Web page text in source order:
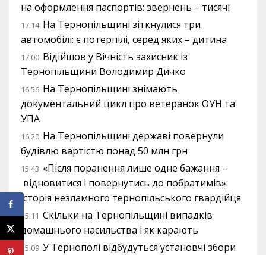
на оформлення паспортів: звернень – тисячі
17:14 На Тернопільщині зіткнулися три
автомобілі: є потерпілі, серед яких – дитина
17:00 Відійшов у Вічність захисник із
Тернопільщини Володимир Дичко
16:56 На Тернопільщині знімають
документальний цикл про ветеранок ОУН та
УПА
16:20 На Тернопільщині державі повернули
будівлю вартістю понад 50 млн грн
15:43 «Після поранення лише одне бажання –
відновитися і повернутись до побратимів»:
історія незламного тернопільського гвардійця
15:11 Скільки на Тернопільщині випадків
домашнього насильства і як карають
15:09 У Тернополі відбудуться установчі збори